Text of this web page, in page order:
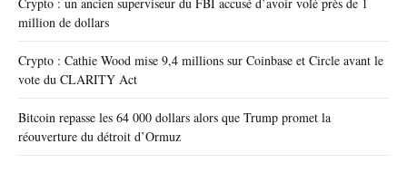
million de dollars
Crypto : Cathie Wood mise 9,4 millions sur Coinbase et Circle avant le
vote du CLARITY Act
Bitcoin repasse les 64 000 dollars alors que Trump promet la
réouverture du détroit d’Ormuz